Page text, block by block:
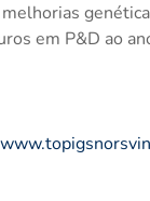
em P&D ao